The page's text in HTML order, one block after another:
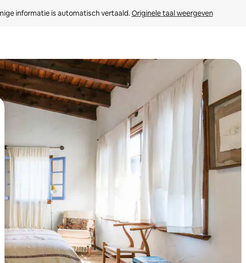
informatie is automatisch vertaald. Originele taal weergeven
met je de pijltjestoetsen omhoog en omlaag, óf door te tikken of swipen.